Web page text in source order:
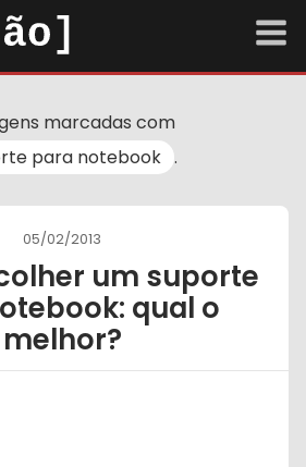
sobre
Tema escuro
marcadas com
para notebook .
um suporte
qual o
melhor?
05/02/2013